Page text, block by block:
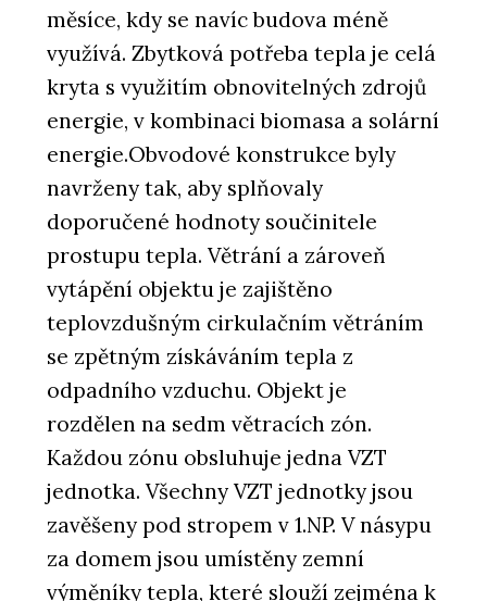
měsíce, kdy se navíc budova méně
využívá. Zbytková potřeba tepla je celá
kryta s využitím obnovitelných zdrojů
energie, v kombinaci biomasa a solární
energie.Obvodové konstrukce byly
navrženy tak, aby splňovaly
doporučené hodnoty součinitele
prostupu tepla. Větrání a zároveň
vytápění objektu je zajištěno
teplovzdušným cirkulačním větráním
se zpětným získáváním tepla z
odpadního vzduchu. Objekt je
rozdělen na sedm větracích zón.
Každou zónu obsluhuje jedna VZT
jednotka. Všechny VZT jednotky jsou
zavěšeny pod stropem v 1.NP. V násypu
za domem jsou umístěny zemní
výměníky tepla, které slouží zejména k